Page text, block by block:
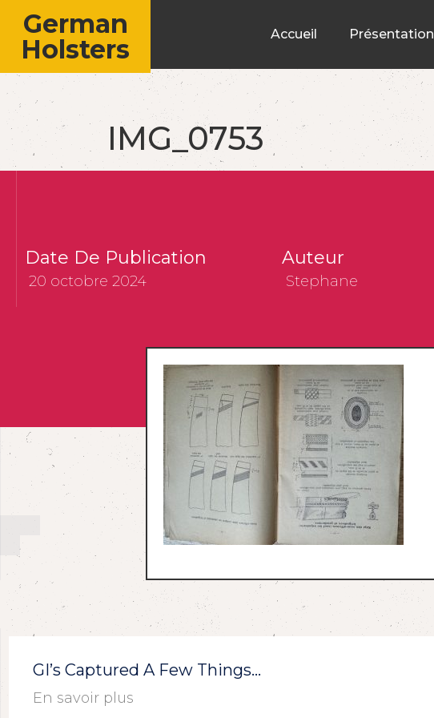
German
Holsters
Accueil Présentation
IMG_0753
Date De Publication
20 octobre 2024
Auteur
Stephane
GI’s Captured A Few Things…
En savoir plus